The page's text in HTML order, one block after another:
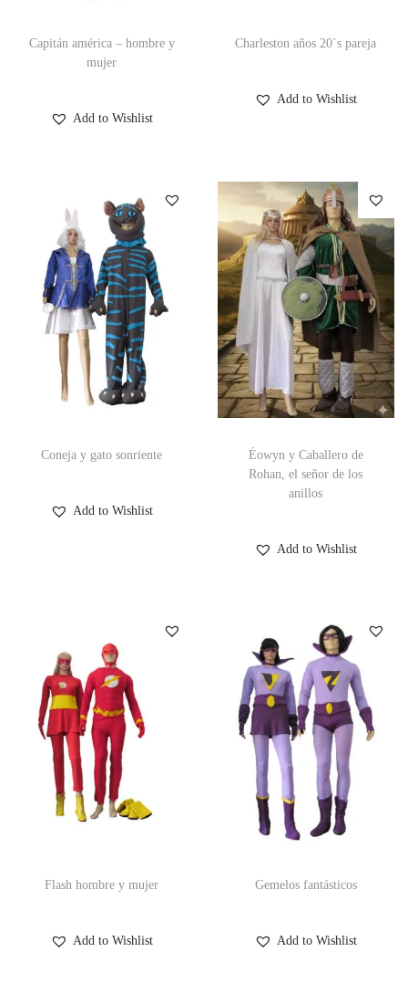
Capitán américa – hombre y
mujer
Add to Wishlist
Charleston años 20´s pareja
Add to Wishlist
Coneja y gato sonriente
Add to Wishlist
Éowyn y Caballero de
Rohan, el señor de los
anillos
Add to Wishlist
Flash hombre y mujer
Add to Wishlist
Gemelos fantásticos
Add to Wishlist